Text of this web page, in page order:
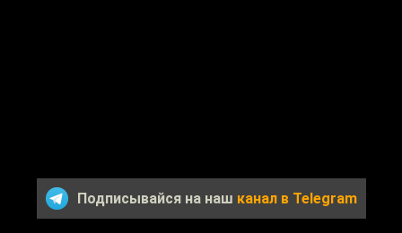
Подписывайся на наш канал в Telegram